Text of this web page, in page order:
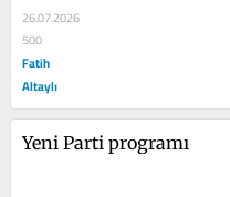
26.07.2026
500
Fatih
Altaylı
Yeni Parti programı